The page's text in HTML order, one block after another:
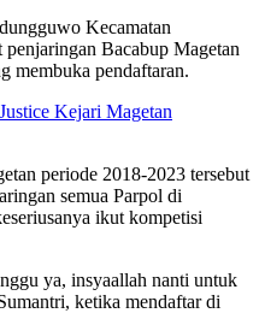
Kecamatan
Bacabup Magetan
membuka pendaftaran.
Kejari Magetan
periode 2018-2023 tersebut
semua Parpol di
ikut kompetisi
ya, insyaallah nanti untuk
ketika mendaftar di